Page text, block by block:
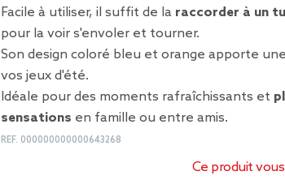
Facile à utiliser, il suffit de la raccorder à un
pour la voir s'envoler et tourner.
Son design coloré bleu et orange apporte une
vos jeux d'été.
Idéale pour des moments rafraîchissants et
sensations en famille ou entre amis.
REF. 000000000000643268
Ce produit